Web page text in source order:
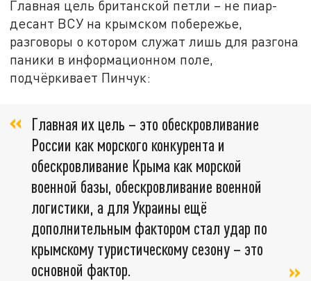
Главная цель британской петли – не пиар-
десант ВСУ на крымском побережье,
разговоры о котором служат лишь для разгона
паники в информационном поле,
подчёркивает Пинчук:
Главная их цель – это обескровливание
России как морского конкурента и
обескровливание Крыма как морской
военной базы, обескровливание военной
логистики, а для Украины ещё
дополнительным фактором стал удар по
крымскому туристическому сезону – это
основной фактор.